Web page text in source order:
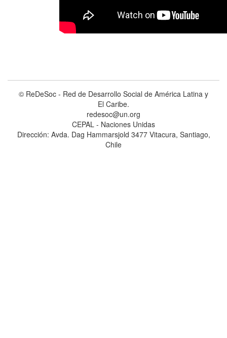
© ReDeSoc - Red de Desarrollo Social de América Latina y
El Caribe.
redesoc@un.org
CEPAL - Naciones Unidas
Dirección: Avda. Dag Hammarsjold 3477 Vitacura, Santiago,
Chile